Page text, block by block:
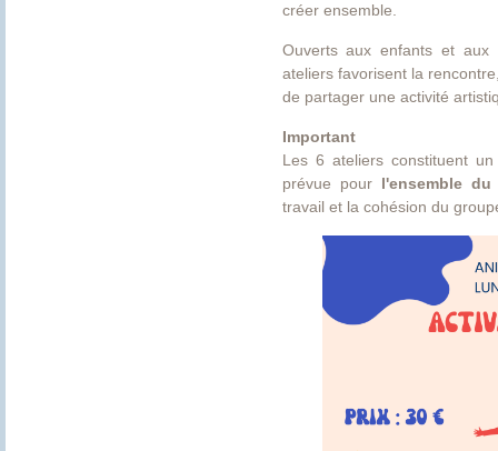
créer ensemble.
Ouverts aux enfants et aux
ateliers favorisent la
de partager une activité
Important
Les 6 ateliers constituent
prévue pour l'ensemble du
travail et la cohésion du